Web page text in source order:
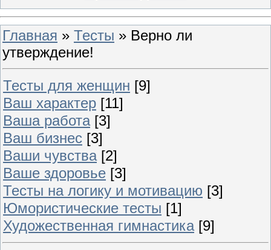
Главная » Тесты » Верно ли
утверждение!
Тесты для женщин [9]
Ваш характер [11]
Ваша работа [3]
Ваш бизнес [3]
Ваши чувства [2]
Ваше здоровье [3]
Тесты на логику и мотивацию [3]
Юмористические тесты [1]
Художественная гимнастика [9]